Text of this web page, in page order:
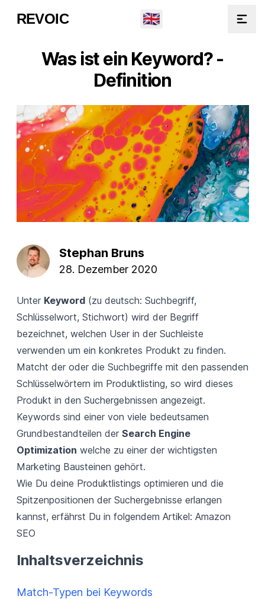
REVOIC 🇬🇧
Was ist ein Keyword? -
Definition
Stephan Bruns
28. Dezember 2020
Unter Keyword(zu deutsch: Suchbegriff,
Schlüsselwort, Stichwort) wird der Begriff
bezeichnet, welchen User in der Suchleiste
verwenden um ein konkretes Produkt zu finden.
Matcht der oder die Suchbegriffe mit den passenden
Schlüsselwörtern im Produktlisting, so wird dieses
Produkt in den Suchergebnissen angezeigt.
Keywords sind einer von viele bedeutsamen
Grundbestandteilen der Search Engine
Optimization welche zu einer der wichtigsten
Marketing Bausteinen gehört.
Wie Du deine Produktlistings optimieren und die
Spitzenpositionen der Suchergebnisse erlangen
kannst, erfährst Du in folgendem Artikel: Amazon
SEO
Inhaltsverzeichnis
Match-Typen bei Keywords